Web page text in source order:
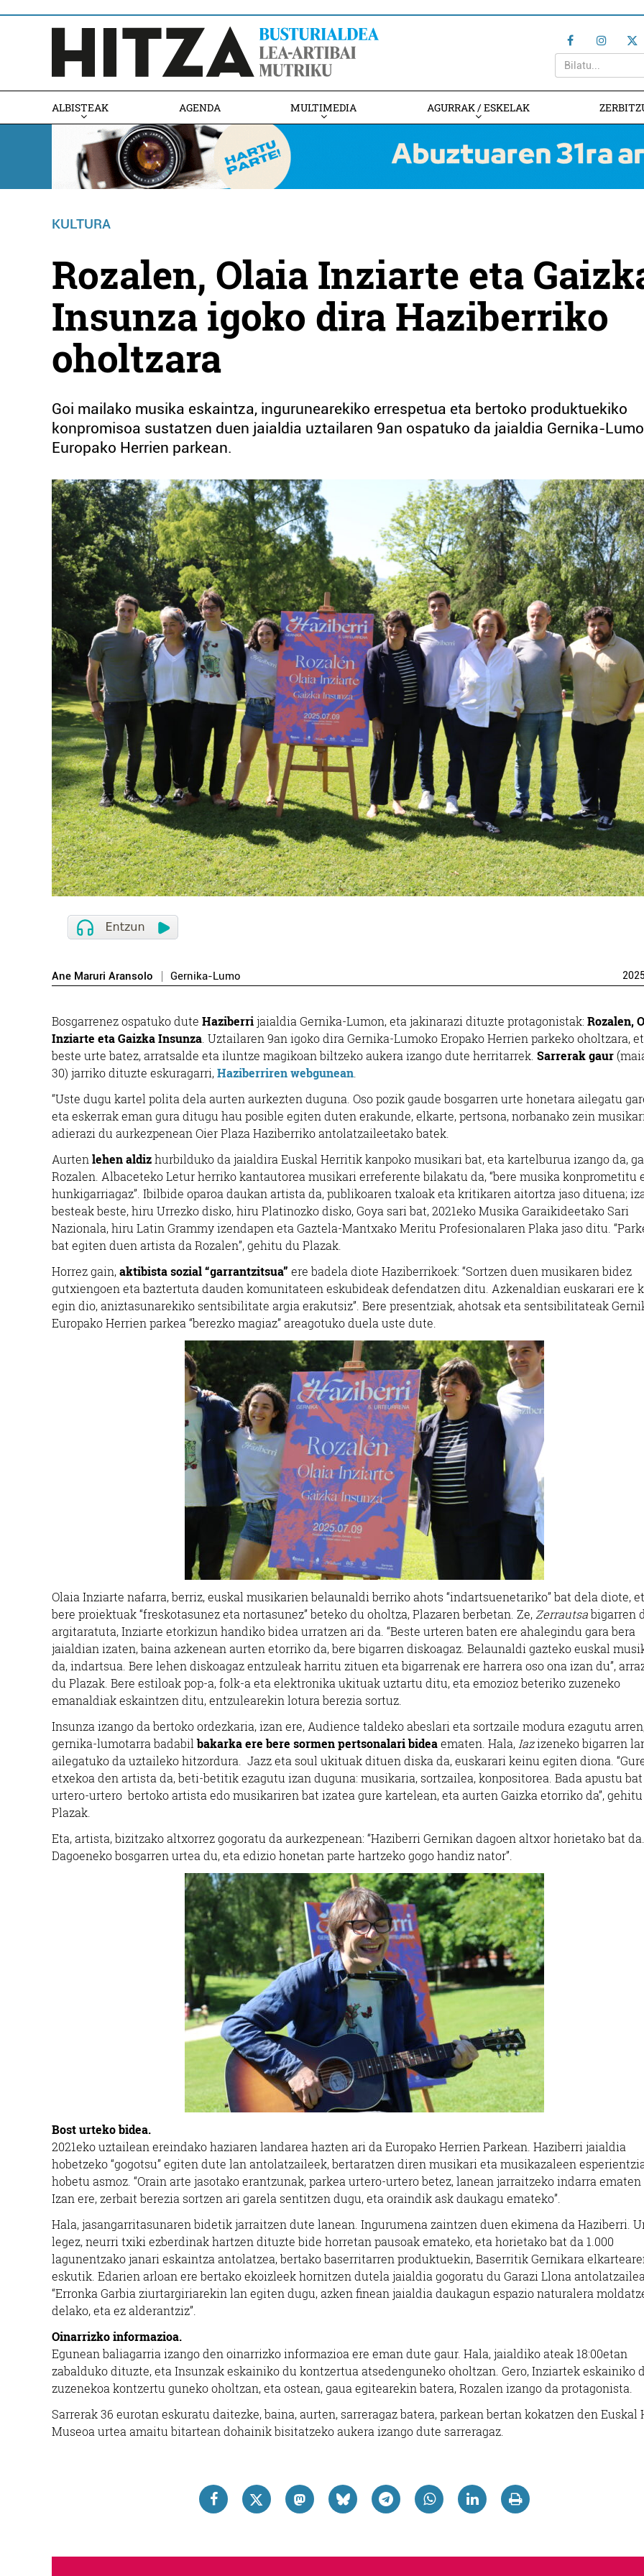
ALBISTEAK AGENDA MULTIMEDIA AGURRAK / ESKELAK
KULTURA
Rozalen, Olaia Inziarte eta
Insunza igoko dira Haziberriko
oholtzara
Goi mailako musika eskaintza, ingurunearekiko errespetua eta bertoko produktuekiko
konpromisoa sustatzen duen jaialdia uztailaren 9an ospatuko da jaialdia Gernika-
Europako Herrien parkean.
Ane Maruri Aransolo Gernika-Lumo 2025
Bosgarrenez ospatuko dute Haziberri jaialdia Gernika-Lumon, eta jakinarazi dituzte protagonistak: Rozalen,
Inziarte eta Gaizka Insunza . Uztailaren 9an igoko dira Gernika-Lumoko Eropako Herrien parkeko oholtzara,
beste urte batez, arratsalde eta iluntze magikoan biltzeko aukera izango dute herritarrek. Sarrerak gaur
30) jarriko dituzte eskuragarri,Haziberriren webgunean
“Uste dugu kartel polita dela aurten aurkezten duguna. Oso pozik gaude bosgarren urte honetara ailegatu
eta eskerrak eman gura ditugu hau posible egiten duten erakunde, elkarte, pertsona, norbanako zein
adierazi du aurkezpenean Oier Plaza Haziberriko antolatzaileetako batek.
Aurten lehen aldizhurbilduko da jaialdira Euskal Herritik kanpoko musikari bat, eta kartelburua izango da,
Rozalen. Albaceteko Letur herriko kantautorea musikari erreferente bilakatu da, “bere musika konprometitu
hunkigarriagaz”. Ibilbide oparoa daukan artista da, publikoaren txaloak eta kritikaren aitortza jaso dituena;
besteak beste, hiru Urrezko disko, hiru Platinozko disko, Goya sari bat, 2021eko Musika Garaikideetako Sari
Nazionala, hiru Latin Grammy izendapen eta Gaztela-Mantxako Meritu Profesionalaren Plaka jaso ditu.
bat egiten duen artista da Rozalen”, gehitu du Plazak.
Horrez gain,aktibista sozial “garrantzitsua” ere badela diote Haziberrikoek: “Sortzen duen musikaren bidez
gutxiengoen eta baztertuta dauden komunitateen eskubideak defendatzen ditu. Azkenaldian euskarari ere
egin dio, aniztasunarekiko sentsibilitate argia erakutsiz”. Bere presentziak, ahotsak eta sentsibilitateak
Europako Herrien parkea “berezko magiaz” areagotuko duela uste dute.
Olaia Inziarte nafarra, berriz, euskal musikarien belaunaldi berriko ahots “indartsuenetariko” bat dela diote,
bere proiektuak “freskotasunez eta nortasunez” beteko du oholtza, Plazaren berbetan. Ze, Zerrautsabigarren
argitaratuta, Inziarte etorkizun handiko bidea urratzen ari da. “Beste urteren baten ere ahalegindu gara bera
jaialdian izaten, baina azkenean aurten etorriko da, bere bigarren diskoagaz. Belaunaldi gazteko euskal
da, indartsua. Bere lehen diskoagaz entzuleak harritu zituen eta bigarrenak ere harrera oso ona izan du”,
du Plazak. Bere estiloak pop-a, folk-a eta elektronika ukituak uztartu ditu, eta emozioz beteriko zuzeneko
emanaldiak eskaintzen ditu, entzulearekin lotura berezia sortuz.
Insunza izango da bertoko ordezkaria, izan ere, Audience taldeko abeslari eta sortzaile modura ezagutu
gernika-lumotarra badabilbakarka ere bere sormen pertsonalari bideaematen. Hala, Iazizeneko bigarren
ailegatuko da uztaileko hitzordura. Jazz eta soul ukituak dituen diska da, euskarari keinu egiten diona.
etxekoa den artista da, beti-betitik ezagutu izan duguna: musikaria, sortzailea, konpositorea. Bada apustu bat
urtero-urtero bertoko artista edo musikariren bat izatea gure kartelean, eta aurten Gaizka etorriko da”,
Plazak.
Eta, artista, bizitzako altxorrez gogoratu da aurkezpenean: “Haziberri Gernikan dagoen altxor horietako bat da.
Dagoeneko bosgarren urtea du, eta edizio honetan parte hartzeko gogo handiz nator”.
Bost urteko bidea.
2021eko uztailean ereindako haziaren landarea hazten ari da Europako Herrien Parkean. Haziberri jaialdia
hobetzeko “gogotsu” egiten dute lan antolatzaileek, bertaratzen diren musikari eta musikazaleen
hobetu asmoz. “Orain arte jasotako erantzunak, parkea urtero-urtero betez, lanean jarraitzeko indarra ematen
Izan ere, zerbait berezia sortzen ari garela sentitzen dugu, eta oraindik ask daukagu emateko”.
Hala, jasangarritasunaren bidetik jarraitzen dute lanean. Ingurumena zaintzen duen ekimena da Haziberri.
legez, neurri txiki ezberdinak hartzen dituzte bide horretan pausoak emateko, eta horietako bat da 1.000
lagunentzako janari eskaintza antolatzea, bertako baserritarren produktuekin, Baserritik Gernikara
eskutik. Edarien arloan ere bertako ekoizleek hornitzen dutela jaialdia gogoratu du Garazi Llona
“Erronka Garbia ziurtargiriarekin lan egiten dugu, azken finean jaialdia daukagun espazio naturalera
delako, eta ez alderantziz”.
Oinarrizko informazioa.
Egunean baliagarria izango den oinarrizko informazioa ere eman dute gaur. Hala, jaialdiko ateak 18:00etan
zabalduko dituzte, eta Insunzak eskainiko du kontzertua atsedenguneko oholtzan. Gero, Inziartek eskainiko
zuzenekoa kontzertu guneko oholtzan, eta ostean, gaua egitearekin batera, Rozalen izango da protagonista.
Sarrerak 36 eurotan eskuratu daitezke, baina, aurten, sarreragaz batera, parkean bertan kokatzen den Euskal
Museoa urtea amaitu bitartean dohainik bisitatzeko aukera izango dute sarreragaz.